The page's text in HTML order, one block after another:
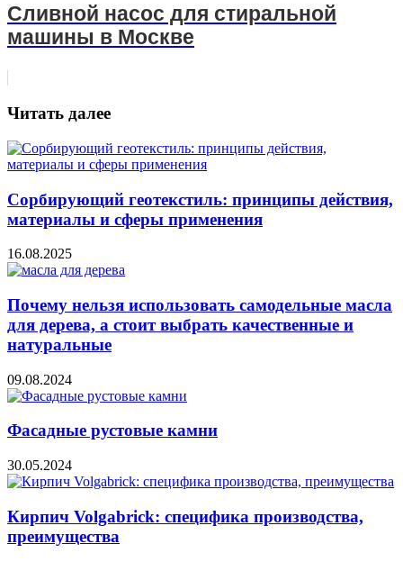
Сливной насос для стиральной
машины в Москве
Читать далее
Сорбирующий геотекстиль: принципы действия,
материалы и сферы применения
16.08.2025
Почему нельзя использовать самодельные масла
для дерева, а стоит выбрать качественные и
натуральные
09.08.2024
Фасадные рустовые камни
30.05.2024
Кирпич Volgabrick: специфика производства,
преимущества